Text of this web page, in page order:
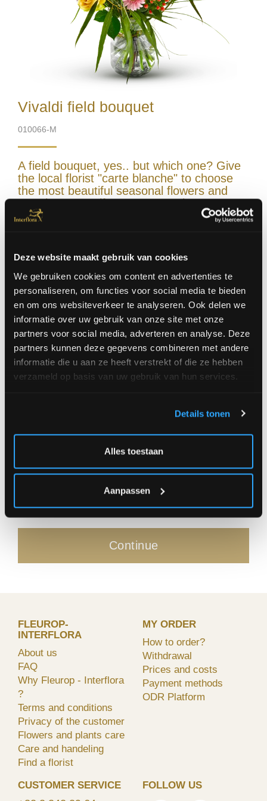
Deze website maakt gebruik van cookies
We gebruiken cookies om content en advertenties te
personaliseren, om functies voor social media te bieden
en om ons websiteverkeer te analyseren. Ook delen we
informatie over uw gebruik van onze site met onze
partners voor social media, adverteren en analyse. Deze
partners kunnen deze gegevens combineren met andere
informatie die u aan ze heeft verstrekt of die ze hebben
verzameld op basis van uw gebruik van hun services.
Details tonen
Alles toestaan
Aanpassen
Vivaldi field bouquet
010066-M
A field bouquet, yes.. but which one? Give
the local florist "carte blanche" to choose
the most beautiful seasonal flowers and
surprise yourself or someone else.
Excl. vase
Order
small (+/- Ø 40 cm) 32,00 €
medium (+/- Ø 50 cm) 45,00 €
large (+/- Ø 60 cm) 59,00 €
** Delivery at address **
OR
** Click
Continue
FLEUROP-
INTERFLORA
About us
FAQ
Why Fleurop - Interflora
?
Terms and conditions
Privacy of the customer
Flowers and plants care
Care and handeling
Find a florist
MY ORDER
How to order?
Withdrawal
Prices and costs
Payment methods
ODR Platform
CUSTOMER SERVICE FOLLOW US